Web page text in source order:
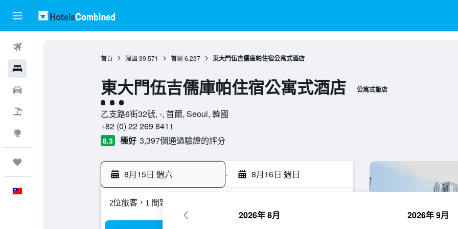
首頁 韓國 39,571 首爾 6,237 東大門伍吉儒庫帕住宿公寓式酒店
東大門伍吉儒庫帕住宿公寓式酒店 公寓式飯店
3星級評級
乙支路6街32號, -, 首爾, Seoul, 韓國
+82 (0) 22 269 8411
8.3 極好 3,397個通過驗證的評分
8月15日 週六 - 8月16日 週日
2位旅客，1 間客房
2026年 8月 2026年 9月